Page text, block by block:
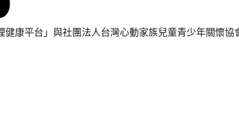
康平台」與社團法人台灣心動家族兒童青少年關懷